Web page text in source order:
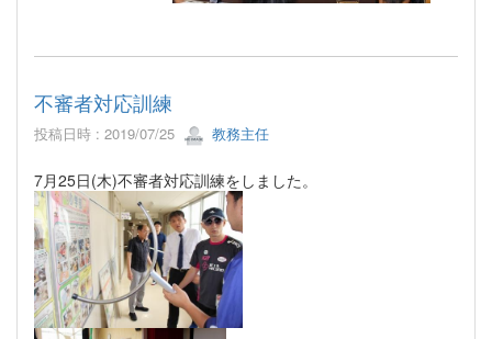
不審者対応訓練
投稿日時 : 2019/07/25 教務主任
7月25日(木)不審者対応訓練をしました。